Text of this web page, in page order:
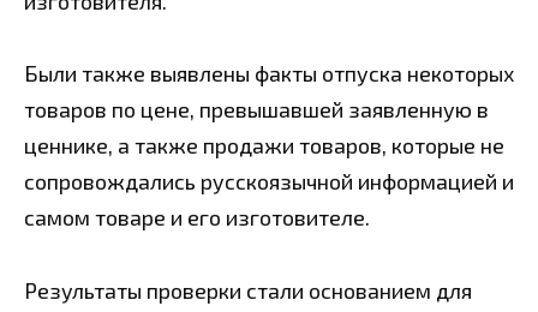
Были также выявлены факты отпуска некоторых
товаров по цене, превышавшей заявленную в
ценнике, а также продажи товаров, которые не
сопровождались русскоязычной информацией и
самом товаре и его изготовителе.
Результаты проверки стали основанием для